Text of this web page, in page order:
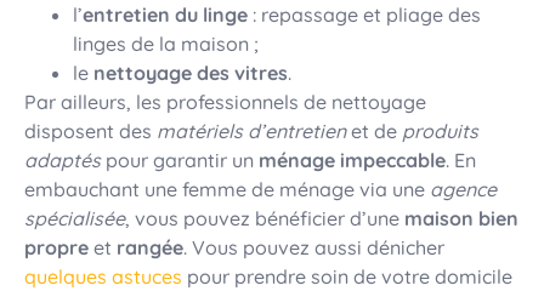
l’entretien du linge : repassage et pliage des
linges de la maison ;
le nettoyage des vitres.
Par ailleurs, les professionnels de nettoyage
disposent des matériels d’entretienet de produits
adaptéspour garantir un ménage impeccable. En
embauchant une femme de ménage via une agence
spécialisée, vous pouvez bénéficier d’une maison bien
propre et rangée. Vous pouvez aussi dénicher
quelques astuces pour prendre soin de votre domicile